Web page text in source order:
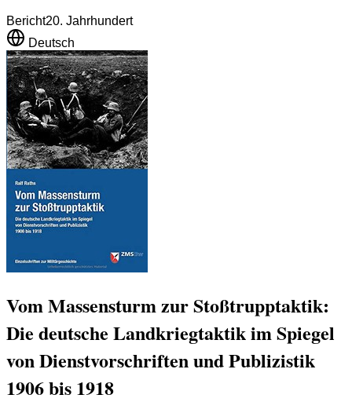
Bericht20. Jahrhundert
Deutsch
Vom Massensturm zur Stoßtrupptaktik:
Die deutsche Landkriegtaktik im Spiegel
von Dienstvorschriften und Publizistik
1906 bis 1918